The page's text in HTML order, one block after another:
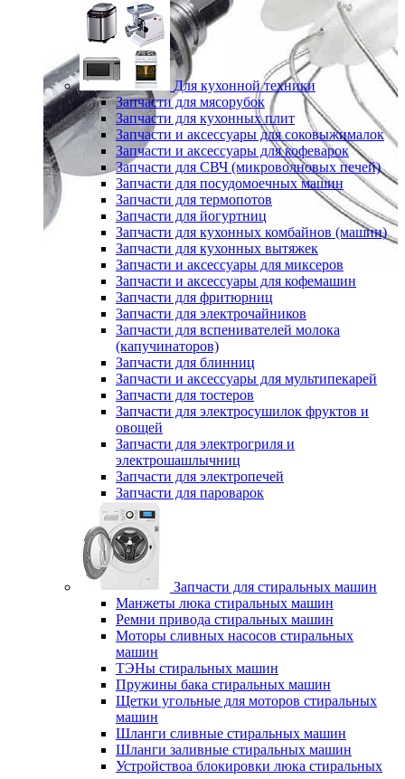
Для кухонной техники
Запчасти для мясорубок
Запчасти для кухонных плит
Запчасти и аксессуары для соковыжималок
Запчасти и аксессуары для кофеварок
Запчасти для СВЧ (микроволновых печей)
Запчасти для посудомоечных машин
Запчасти для термопотов
Запчасти для йогуртниц
Запчасти для кухонных комбайнов (машин)
Запчасти для кухонных вытяжек
Запчасти и аксессуары для миксеров
Запчасти и аксессуары для кофемашин
Запчасти для фритюрниц
Запчасти для электрочайников
Запчасти для вспенивателей молока
(капучинаторов)
Запчасти для блинниц
Запчасти и аксессуары для мультипекарей
Запчасти для тостеров
Запчасти для электросушилок фруктов и
овощей
Запчасти для электрогриля и
электрошашлычниц
Запчасти для электропечей
Запчасти для пароварок
Запчасти для стиральных машин
Манжеты люка стиральных машин
Ремни привода стиральных машин
Моторы сливных насосов стиральных
машин
ТЭНы стиральных машин
Пружины бака стиральных машин
Щетки угольные для моторов стиральных
машин
Шланги сливные стиральных машин
Шланги заливные стиральных машин
Устройствоа блокировки люка стиральных